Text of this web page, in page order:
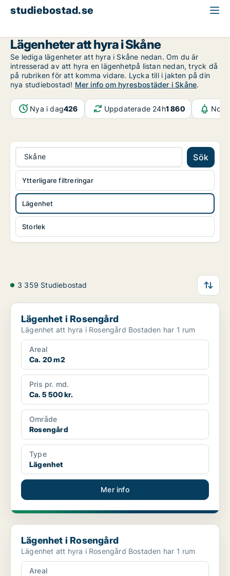
studiebostad.se
Lägenheter att hyra i Skåne
Se lediga lägenheter att hyra i Skåne nedan. Om du är
intresserad av att hyra en lägenhetpå listan nedan, tryck då
på rubriken för att komma vidare. Lycka till i jakten på din
nya studiebostad! Mer info om hyresbostäder i Skåne.
Nya i dag426 Uppdaterade 24h1 860
Skåne Sök
Lägenhet
Storlek
Ytterligare filtreringar
3 359 Studiebostad
Lägenhet i Rosengård
Lägenhet i Rosengård
Lägenhet att hyra i Rosengård Bostaden har 1 rum
Areal
Ca. 20 m2
Pris pr. md.
Ca. 5 500 kr.
Område
Rosengård
Type
Lägenhet
Mer info
Lägenhet i Rosengård
Lägenhet i Rosengård
Lägenhet att hyra i Rosengård Bostaden har 1 rum
Areal